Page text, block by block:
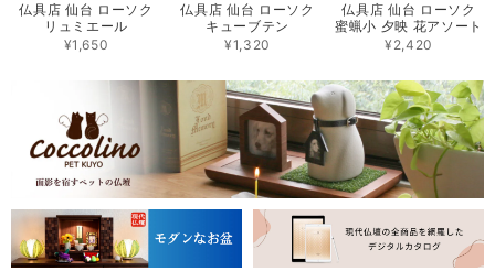
仏具店 仙台 ローソク
リュミエール
¥1,650
仏具店 仙台 ローソク
キューブテン
¥1,320
仏具店 仙台 ローソク
蜜蝋小 夕映 花アソート
¥2,420